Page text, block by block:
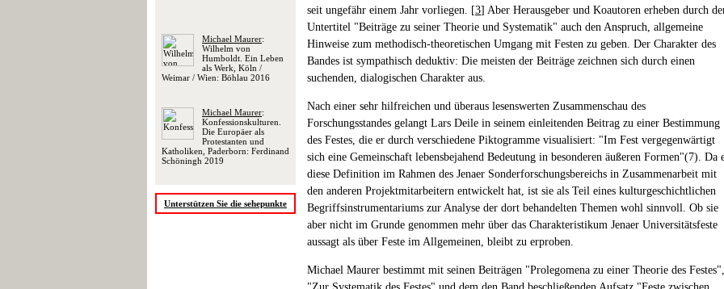
Michael Maurer:
Wilhelm von
Humboldt. Ein Leben
als Werk, Köln /
Weimar / Wien: Böhlau 2016
Michael Maurer:
Konfessionskulturen.
Die Europäer als
Protestanten und
Katholiken, Paderborn: Ferdinand
Schöningh 2019
Unterstützen Sie die sehepunkte
seit ungefähr einem Jahr vorliegen. [3] Aber Herausgeber und Koautoren erheben durch
Untertitel "Beiträge zu seiner Theorie und Systematik" auch den Anspruch, allgemeine
Hinweise zum methodisch-theoretischen Umgang mit Festen zu geben. Der Charakter des
Bandes ist sympathisch deduktiv: Die meisten der Beiträge zeichnen sich durch einen
suchenden, dialogischen Charakter aus.
Nach einer sehr hilfreichen und überaus lesenswerten Zusammenschau des
Forschungsstandes gelangt Lars Deile in seinem einleitenden Beitrag zu einer Bestimmung
des Festes, die er durch verschiedene Piktogramme visualisiert: "Im Fest vergegenwärtigt
sich eine Gemeinschaft lebensbejahend Bedeutung in besonderen äußeren Formen"(7). Da
diese Definition im Rahmen des Jenaer Sonderforschungsbereichs in Zusammenarbeit mit
den anderen Projektmitarbeitern entwickelt hat, ist sie als Teil eines kulturgeschichtlichen
Begriffsinstrumentariums zur Analyse der dort behandelten Themen wohl sinnvoll. Ob sie
aber nicht im Grunde genommen mehr über das Charakteristikum Jenaer Universitätsfeste
aussagt als über Feste im Allgemeinen, bleibt zu erproben.
Michael Maurer bestimmt mit seinen Beiträgen "Prolegomena zu einer Theorie des Festes",